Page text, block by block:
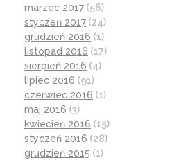
marzec 2017 (56)
styczeń 2017 (24)
grudzień 2016 (1)
listopad 2016 (17)
sierpień 2016 (4)
lipiec 2016 (91)
czerwiec 2016 (1)
maj 2016 (3)
kwiecień 2016 (15)
styczeń 2016 (28)
grudzień 2015 (1)